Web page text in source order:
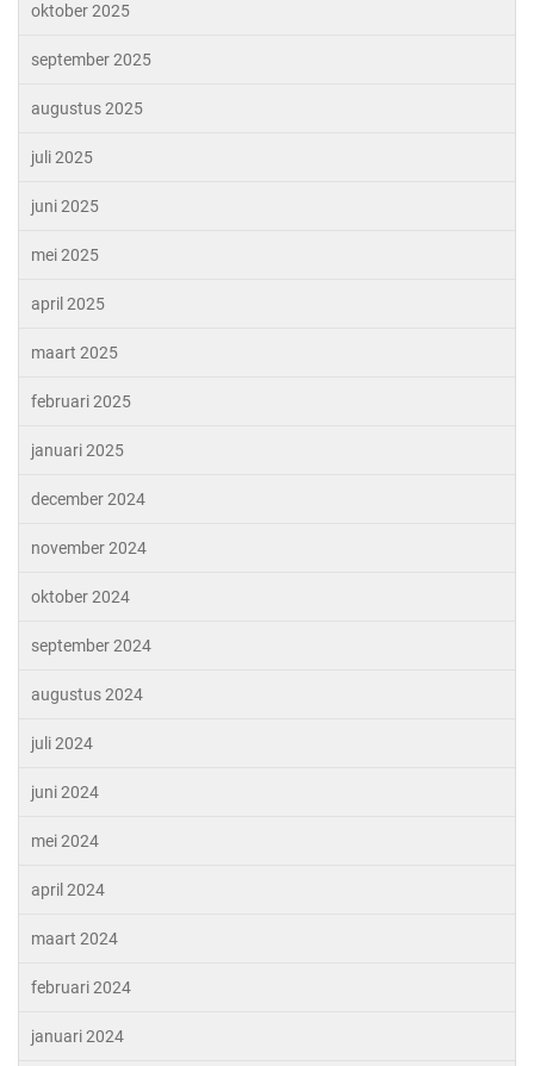
oktober 2025
september 2025
augustus 2025
juli 2025
juni 2025
mei 2025
april 2025
maart 2025
februari 2025
januari 2025
december 2024
november 2024
oktober 2024
september 2024
augustus 2024
juli 2024
juni 2024
mei 2024
april 2024
maart 2024
februari 2024
januari 2024